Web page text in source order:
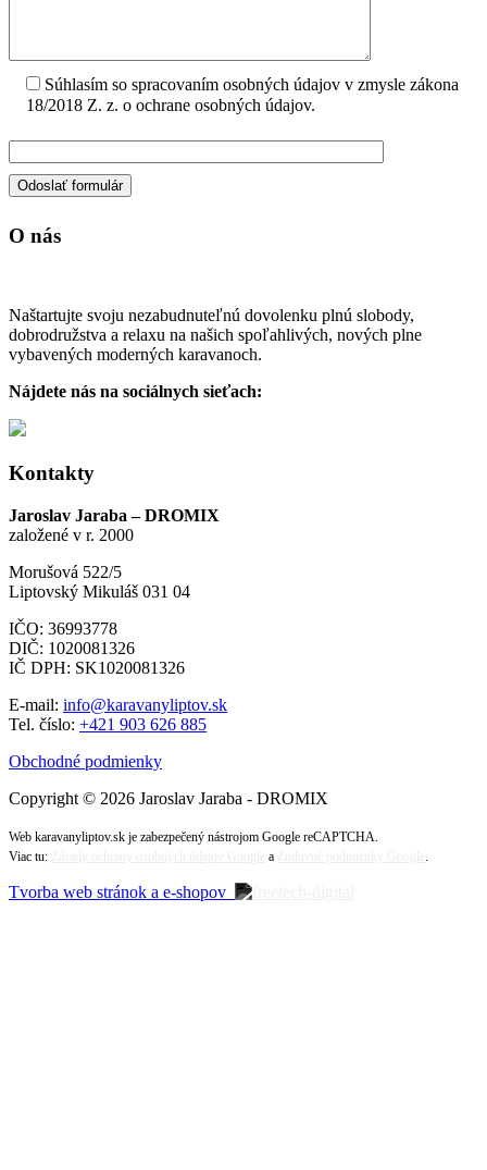
Súhlasím so spracovaním osobných údajov v zmysle zákona
18/2018 Z. z. o ochrane osobných údajov.
O nás
Naštartujte svoju nezabudnuteľnú dovolenku plnú slobody,
dobrodružstva a relaxu na našich spoľahlivých, nových plne
vybavených moderných karavanoch.
Nájdete nás na sociálnych sieťach:
Kontakty
Jaroslav Jaraba – DROMIX
založené v r. 2000
Morušová 522/5
Liptovský Mikuláš 031 04
IČO: 36993778
DIČ: 1020081326
IČ DPH: SK1020081326
E-mail: info@karavanyliptov.sk
Tel. číslo: +421 903 626 885
Obchodné podmienky
Copyright © 2026 Jaroslav Jaraba - DROMIX
Web karavanyliptov.sk je zabezpečený nástrojom Google reCAPTCHA.
Viac tu:
a
Tvorba web stránok a e-shopov